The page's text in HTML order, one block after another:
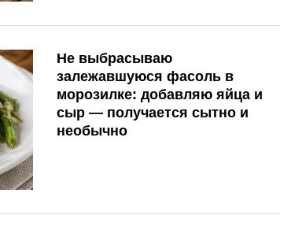
Не выбрасываю
залежавшуюся фасоль в
морозилке: добавляю яйца и
сыр — получается сытно и
необычно